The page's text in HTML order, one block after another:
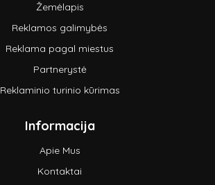
Žemėlapis
Reklamos galimybės
Reklama pagal miestus
Partnerystė
Reklaminio turinio kūrimas
Informacija
Apie Mus
Kontaktai